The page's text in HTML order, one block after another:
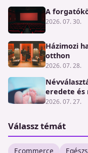
A
2026. 07. 30.
Házimozi
otthon
2026. 07. 28.
eredete és
2026. 07. 27.
Válassz témát
Ecommerce